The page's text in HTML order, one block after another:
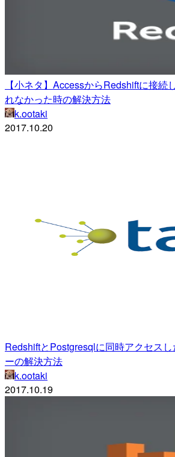
【小ネタ】AccessからRedshiftに接続
れなかった時の解決方法
k.ootaki
2017.10.20
RedshiftとPostgresqlに同時アクセス
ーの解決方法
k.ootaki
2017.10.19